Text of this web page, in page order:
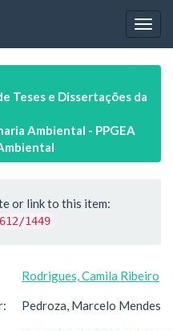
Teses e Dissertações da
Ambiental - PPGEA
or link to this item:
1449
Rodrigues, Camila Ribeiro
Pedroza, Marcelo Mendes